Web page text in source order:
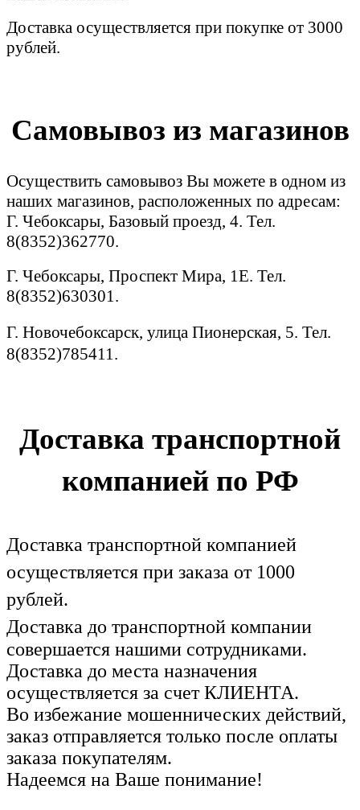
Доставка осуществляется при покупке от 3000
рублей.
Самовывоз из магазинов
Осуществить самовывоз Вы можете в одном из
наших магазинов, расположенных по адресам:
Г. Чебоксары, Базовый проезд, 4. Тел.
8(8352)362770.
Г. Чебоксары, Проспект Мира, 1Е. Тел.
8(8352)630301.
Г. Новочебоксарск, улица Пионерская, 5. Тел.
8(8352)785411.
Доставка транспортной
компанией по РФ
Доставка транспортной компанией
осуществляется при заказа от 1000
рублей.
Доставка до транспортной компании
совершается нашими сотрудниками.
Доставка до места назначения
осуществляется за счет КЛИЕНТА.
Во избежание мошеннических действий,
заказ отправляется только после оплаты
заказа покупателям.
Надеемся на Ваше понимание!